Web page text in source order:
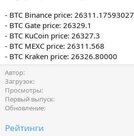
- BTC Binance price: 26311.17593027
- BTC Gate price: 26329.1
- BTC KuCoin price: 26327.3
- BTC MEXC price: 26311.568
- BTC Kraken price: 26326.80000
Автор
Загрузок
Просмотры
Первый выпуск
Обновление
Рейтинги